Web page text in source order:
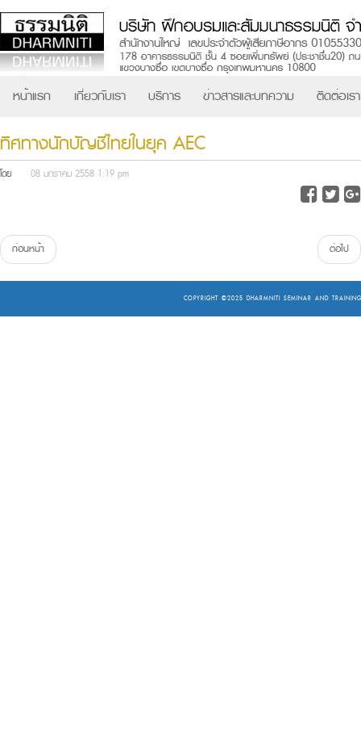
หน้าแรก เกี่ยวกับเรา บริการ ข่าวสารและบทความ ติดต่อเรา
ทิศทางนักบัญชีไทยในยุค AEC
โดย 08 มกราคม 2558 1:19 pm
ก่อนหน้า ต่อไป
COPYRIGHT ©2025 DHARMNITI SEMINAR AND